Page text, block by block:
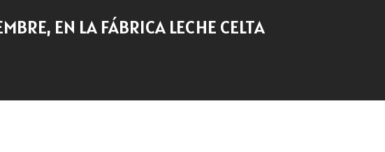
EN LA FÁBRICA LECHE CELTA